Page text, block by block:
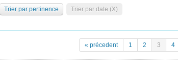
Trier par pertinence Trier par date (X)
« précedent 1 2 3 4